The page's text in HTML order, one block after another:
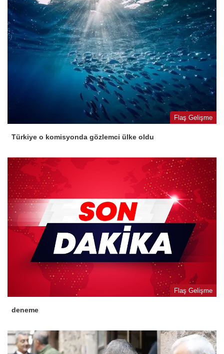
Flaş Gelişme
Türkiye o komisyonda gözlemci ülke oldu
Flaş Gelişme
deneme